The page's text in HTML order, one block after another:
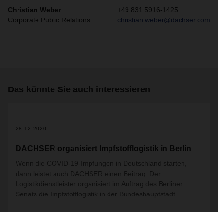
Christian Weber
Corporate Public Relations
+49 831 5916-1425
christian.weber@dachser.com
Das könnte Sie auch interessieren
28.12.2020
DACHSER organisiert Impfstofflogistik in Berlin
Wenn die COVID-19-Impfungen in Deutschland starten,
dann leistet auch DACHSER einen Beitrag. Der
Logistikdienstleister organisiert im Auftrag des Berliner
Senats die Impfstofflogistik in der Bundeshauptstadt.